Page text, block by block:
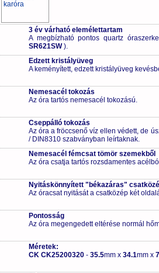
3 év várható elemélettartam
A megbízható pontos quartz
SR621SW).
Edzett kristályüveg
A keményített, edzett kristályüveg
Nemesacél tokozás
Az óra tartós nemesacél tokozású.
Cseppálló tokozás
Az óra a fröccsenő víz ellen védett, de
/ DIN8310 szabványban leírtaknak.
Nemesacél fémcsat tömör szemekből
Az óra csatja tartós rozsdamentes
Nyitáskönnyített "békazáras"
Az óracsat nyitását a csatközép két
Pontosság
Az óra megengedett eltérése normál
Méretek:
CK CK25200320 - 35.5mm x 34.1mm x